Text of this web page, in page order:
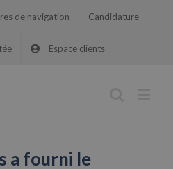
de navigation Candidature
Espace clients
a fourni le